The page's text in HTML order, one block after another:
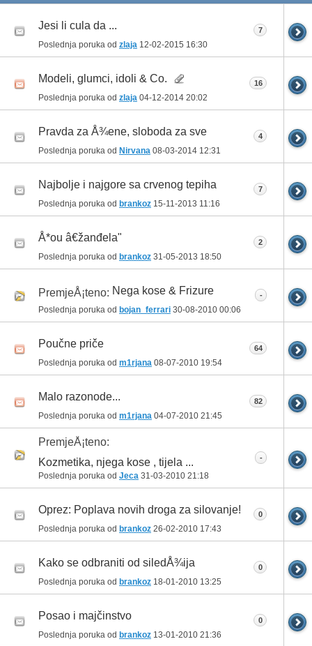
Jesi li cula da ...
Poslednja poruka od zlaja 12-02-2015 16:30
7
Modeli, glumci, idoli & Co.
Poslednja poruka od zlaja 04-12-2014 20:02
16
Pravda za Å¾ene, sloboda za sve
Poslednja poruka od Nirvana 08-03-2014 12:31
4
Najbolje i najgore sa crvenog tepiha
Poslednja poruka od brankoz 15-11-2013 11:16
7
Å*ou â€žanđela"
Poslednja poruka od brankoz 31-05-2013 18:50
2
PremjeÅ¡teno: Nega kose & Frizure
Poslednja poruka od bojan_ferrari 30-08-2010 00:06
-
Poučne priče
Poslednja poruka od m1rjana 08-07-2010 19:54
64
Malo razonode...
Poslednja poruka od m1rjana 04-07-2010 21:45
82
PremjeÅ¡teno:
Kozmetika, njega kose , tijela ...
Poslednja poruka od Jeca 31-03-2010 21:18
-
Oprez: Poplava novih droga za silovanje!
Poslednja poruka od brankoz 26-02-2010 17:43
0
Kako se odbraniti od siledÅ¾ija
Poslednja poruka od brankoz 18-01-2010 13:25
0
Posao i majčinstvo
Poslednja poruka od brankoz 13-01-2010 21:36
0